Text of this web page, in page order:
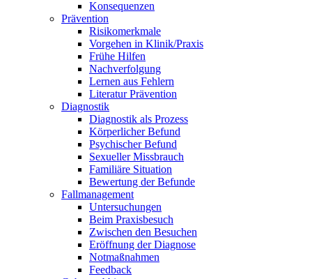
Konsequenzen
Prävention
Risikomerkmale
Vorgehen in Klinik/Praxis
Frühe Hilfen
Nachverfolgung
Lernen aus Fehlern
Literatur Prävention
Diagnostik
Diagnostik als Prozess
Körperlicher Befund
Psychischer Befund
Sexueller Missbrauch
Familiäre Situation
Bewertung der Befunde
Fallmanagement
Untersuchungen
Beim Praxisbesuch
Zwischen den Besuchen
Eröffnung der Diagnose
Notmaßnahmen
Feedback